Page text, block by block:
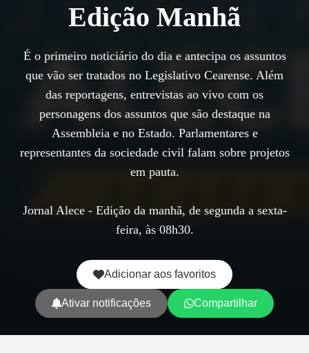
Edição Manhã
É o primeiro noticiário do dia e antecipa os assuntos
que vão ser tratados no Legislativo Cearense. Além
das reportagens, entrevistas ao vivo com os
personagens dos assuntos que são destaque na
Assembleia e no Estado. Parlamentares e
representantes da sociedade civil falam sobre projetos
em pauta.
Jornal Alece - Edição da manhã, de segunda a sexta-
feira, às 08h30.
Adicionar aos favoritos
Ativar notificações Compartilhar